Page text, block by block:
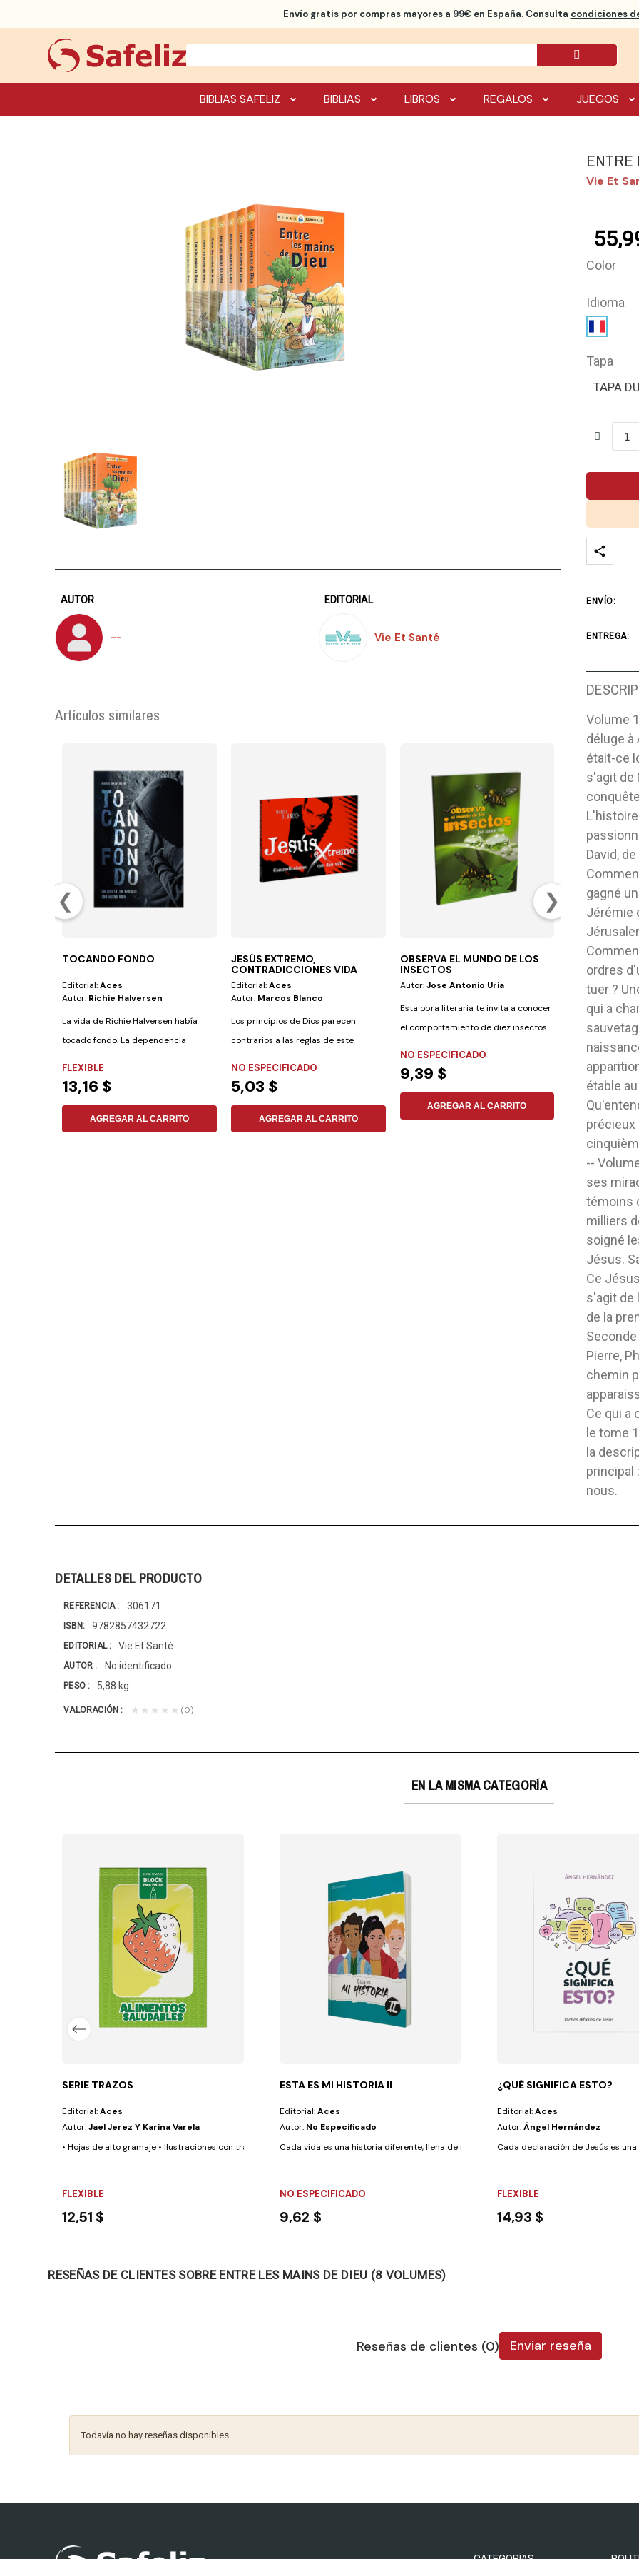
Envío gratispor compras mayores a 99€ en España. Consulta condiciones
BIBLIAS SAFELIZ BIBLIAS LIBROS REGALOS JUEGOS
AUTOR
--
EDITORIAL
Vie Et Santé
Artículos similares
❮ ❯
TOCANDO FONDO
Editorial:Aces
Autor: Richie Halversen
La vida de Richie Halversen había
tocado fondo. La dependencia
FLEXIBLE
13,16 $
AGREGAR AL CARRITO
JESÚS EXTREMO,
CONTRADICCIONES VIDA
Editorial:Aces
Autor: Marcos Blanco
Los principios de Dios parecen
contrarios a las reglas de este
NO ESPECIFICADO
5,03 $
AGREGAR AL CARRITO
OBSERVA EL MUNDO DE LOS
INSECTOS
Autor:Jose Antonio Uria
Esta obra literaria te invita a conocer
el comportamiento de diez insectos...
NO ESPECIFICADO
9,39 $
AGREGAR AL CARRITO
JOSÉ, MARÍA
Editorial:Aces
Nidia
NO
8,27 $
ENTRE
Vie Et
Color
Idioma
Tapa
TAPA
ENVÍO:
ENTREGA:
Volume
déluge à
était-ce
s'agit de
David,
gagné
Jérémie
ordres
tuer ?
qui a
étable
précieux
--
ses
témoins
milliers
soigné
Jésus.
Ce
s'agit de
de la
Pierre,
chemin
Ce qui a
le tome
la
principal
nous.
DETALLES DEL PRODUCTO
REFERENCIA 306171
ISBN 9782857432722
EDITORIAL Vie Et Santé
AUTOR No identificado
PESO 5,88 kg
VALORACIÓN ★★★★★ (0)
EN LA MISMA CATEGORÍA
su red de apoyo, ya sean abuelos, tíos,...
SERIE TRAZOS
Editorial:Aces
Autor:Jael Jerez Y Karina Varela
• Hojas de alto gramaje • Ilustraciones con trazos gruesos • Formato bloc •...
FLEXIBLE
12,51 $
ESTA ES MI HISTORIA II
Editorial:Aces
Autor: No Especificado
Cada vida es una historia diferente, llena de momentos que permiten evaluar el...
NO ESPECIFICADO
9,62 $
¿QUÉ SIGNIFICA ESTO?
Editorial:Aces
Autor:Ángel Hernández
Cada declaración de Jesús es
FLEXIBLE
14,93 $
RESEÑAS DE CLIENTES SOBRE ENTRE LES MAINS DE DIEU (8 VOLUMES)
Reseñas de clientes (0) Enviar reseña
Todavía no hay reseñas disponibles.